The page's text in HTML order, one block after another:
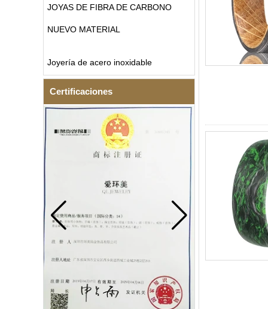
JOYAS DE FIBRA DE CARBONO
NUEVO MATERIAL
Joyería de acero inoxidable
Certificaciones